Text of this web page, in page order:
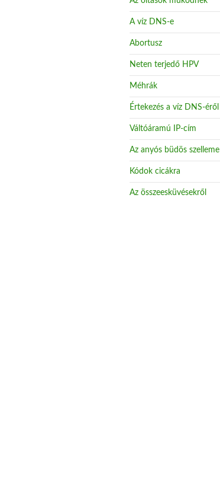
A víz DNS-e
Abortusz
Neten terjedő HPV
Méhrák
Értekezés a víz DNS-éről
Váltóáramú IP-cím
Az anyós büdös szelleme
Kódok cicákra
Az összeesküvésekről